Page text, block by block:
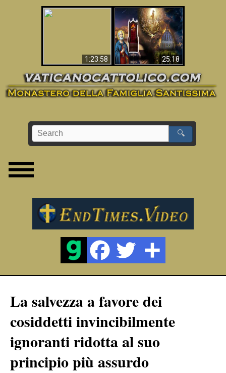
1:23:58 25:18
La Bibbia ha previsto
70 anni senza Papa?
🔍
La salvezza a favore dei
cosiddetti invincibilmente
ignoranti ridotta al suo
principio più assurdo